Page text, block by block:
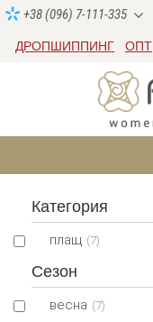
+38 (096) 7-111-335
ДРОПШИППИНГ ОПТ
Категория
плащ (7)
Сезон
весна (7)